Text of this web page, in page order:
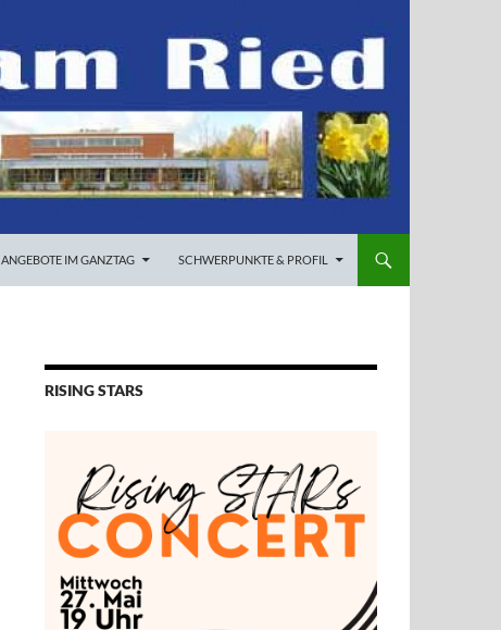
ANGEBOTE IM GANZTAG SCHWERPUNKTE & PROFIL
RISING STARS